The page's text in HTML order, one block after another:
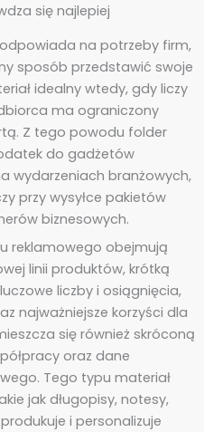
się najlepiej
na potrzeby firm,
sposób przedstawić swoje
idealny wtedy, gdy liczy
ma ograniczony
Z tego powodu folder
do gadżetów
wydarzeniach branżowych,
przy wysyłce pakietów
biznesowych.
reklamowego obejmują
linii produktów, krótką
liczby i osiągnięcia,
najważniejsze korzyści dla
się również skróconą
oraz dane
Tego typu materiał
jak długopisy, notesy,
i personalizuje